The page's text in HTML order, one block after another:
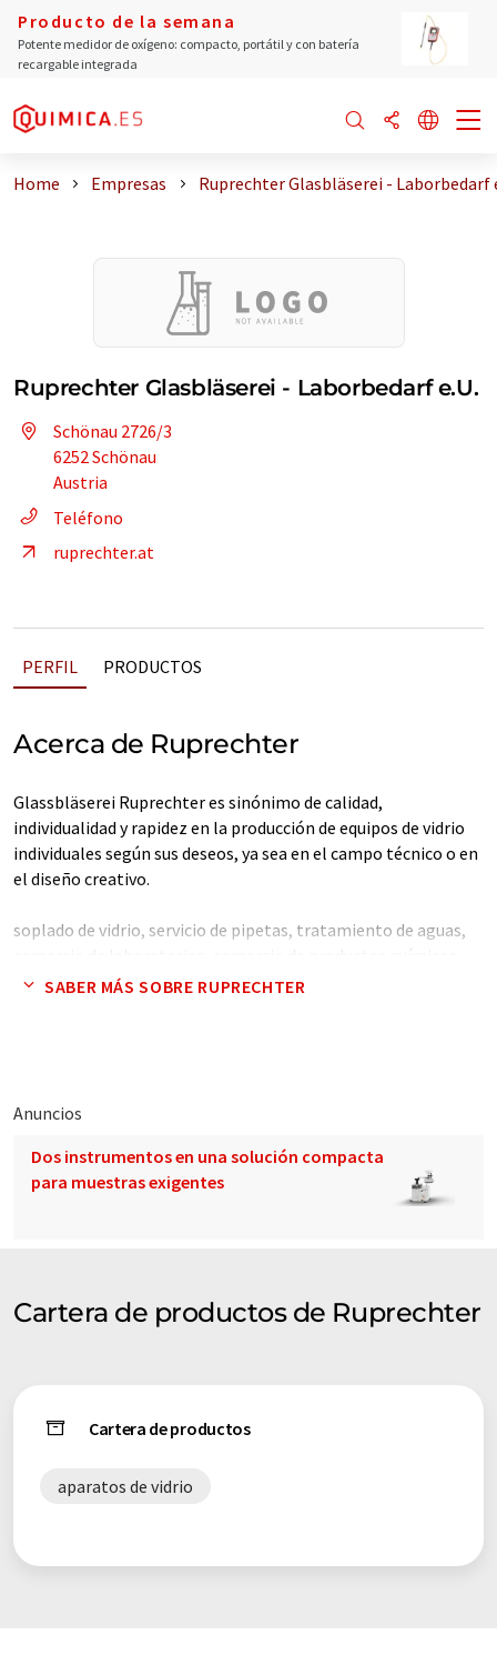
Producto de la semana
Potente medidor de oxígeno: compacto, portátil y con batería
recargable integrada
Home Empresas Ruprechter Glasbläserei - Laborbedarf
Ruprechter Glasbläserei - Laborbedarf e.U.
Schönau 2726/3
6252 Schönau
Austria
Teléfono
ruprechter.at
PERFIL PRODUCTOS
Acerca de Ruprechter
Glassbläserei Ruprechter es sinónimo de calidad,
individualidad y rapidez en la producción de equipos de vidrio
individuales según sus deseos, ya sea en el campo técnico o en
el diseño creativo.
soplado de vidrio, servicio de pipetas, tratamiento de aguas,
comercio de laboratorios, comercio de productos químicos
SABER MÁS SOBRE RUPRECHTER
Anuncios
Dos instrumentos en una solución compacta
para muestras exigentes
Cartera de productos de Ruprechter
Cartera de productos
aparatos de vidrio